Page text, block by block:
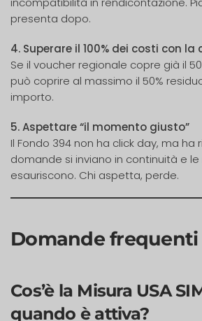
presenta dopo.
4. Superare il 100% dei costi con
Se il voucher regionale copre già il
può coprire al massimo il 50%
importo.
5. Aspettare “il momento giusto”
Il Fondo 394 non ha click day, ma ha
domande si inviano in continuità e le
esauriscono. Chi aspetta, perde.
Domande frequenti
Cos’è la Misura USA
quando è attiva?